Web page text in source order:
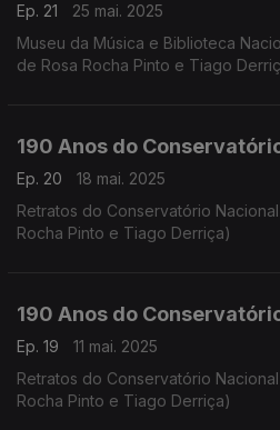
Ep. 21
25 mai. 2025
Museu da Música e Biblioteca
de Rosa Rocha Pinto e Tiago
190 Anos do
Ep. 20
18 mai. 2025
Retratos do Conservatório
Rocha Pinto e Tiago Derriça)
190 Anos do
Ep. 19
11 mai. 2025
Retratos do Conservatório
Rocha Pinto e Tiago Derriça)